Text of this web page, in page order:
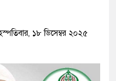
১৮ ডিসেম্বর ২০২৫